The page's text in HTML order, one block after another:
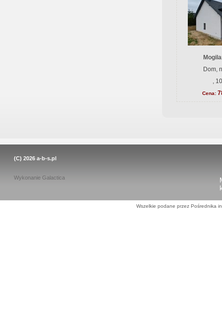
Dom,
,
Cena:
(C) 2026 a-b-s.pl
Wykonanie Galactica
Wszelkie podane przez Pośrednika